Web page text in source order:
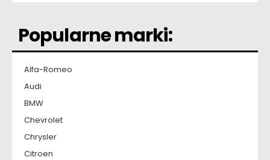
Popularne marki:
Alfa-Romeo
Audi
BMW
Chevrolet
Chrysler
Citroen